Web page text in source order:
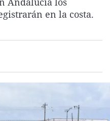
La rosa de los vientos
Como el perro y el
Caso
Equipo de
Extremadura
La Rioja
Virales
Elecciones
en la costa.